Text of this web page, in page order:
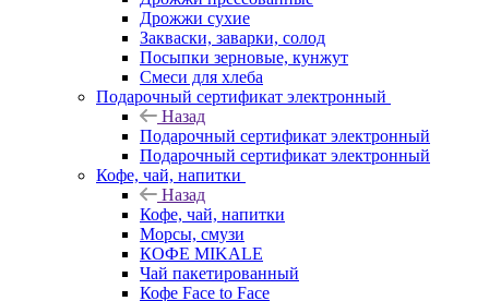
Дрожжи сухие
Закваски, заварки, солод
Посыпки зерновые, кунжут
Смеси для хлеба
Подарочный сертификат электронный
Назад
Подарочный сертификат электронный
Подарочный сертификат электронный
Кофе, чай, напитки
Назад
Кофе, чай, напитки
Морсы, смузи
КОФЕ MIKALE
Чай пакетированный
Кофе Face to Face